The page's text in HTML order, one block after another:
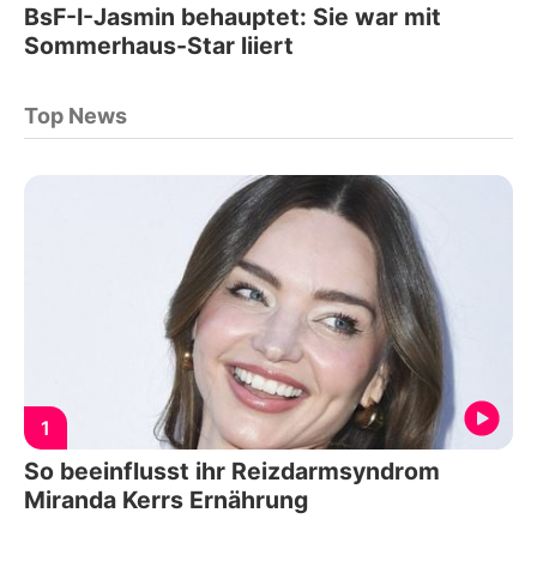
BsF-I-Jasmin behauptet: Sie war mit
Sommerhaus-Star liiert
Top News
1
So beeinflusst ihr Reizdarmsyndrom
Miranda Kerrs Ernährung